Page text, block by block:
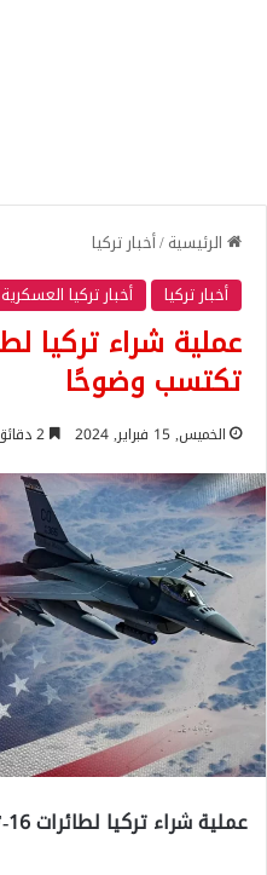
الرئيسية/أخبار تركيا
أخبار تركيا
أخبار تركيا العسكرية
تكتسب وضوحًا
الخميس, 15 فبراير, 2024
عملية شراء تركيا لطائرات F-16 المقاتلة تكتسب وضوحًا